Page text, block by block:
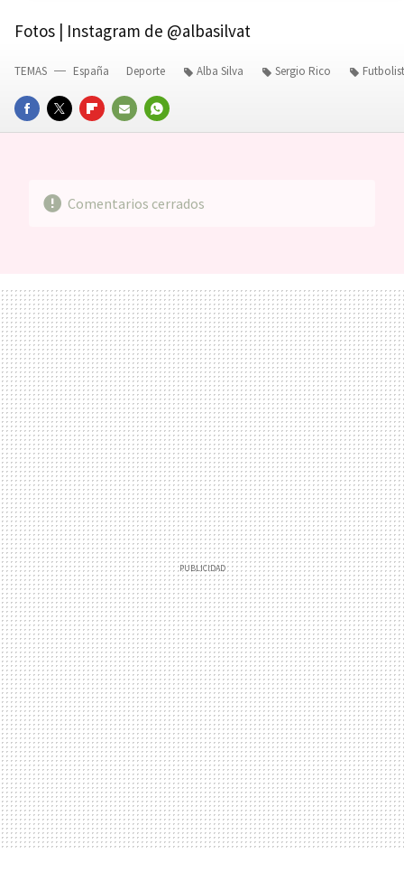
Fotos | Instagram de @albasilvat
FACEBOOKTWITTERFLIPBOARD
E-
WHATSAPP
TEMAS España Deporte Alba Silva Sergio Rico
Comentarios cerrados